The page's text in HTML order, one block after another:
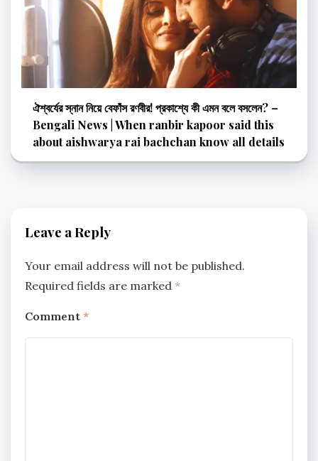
ঐশ্বর্যের স্নান নিয়ে বেফাঁস রণবীর! প্রকাশ্যে কী এমন বলে বসলেন? –
Bengali News | When ranbir kapoor said this
about aishwarya rai bachchan know all details
Leave a Reply
Your email address will not be published.
Required fields are marked *
Comment *